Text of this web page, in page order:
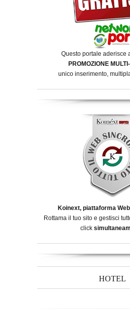
Questo portale aderisce
PROMOZIONE
unico inserimento,
Koinext, piattaforma
Rottama il tuo sito e gestisci
click
HOTEL